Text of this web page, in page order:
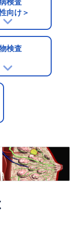
検査
向け＞
検査